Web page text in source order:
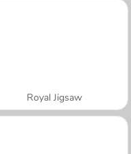
Royal Jigsaw